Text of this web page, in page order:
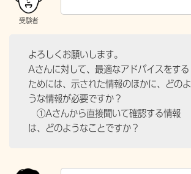
よろしくお願いします。
Aさんに対して、最適なアドバイスをする
ためには、示された情報のほかに、どのよ
うな情報が必要ですか？
①Aさんから直接聞いて確認する情報
は、どのようなことですか？